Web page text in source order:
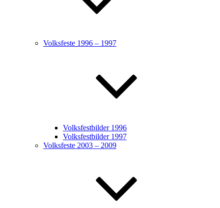
Volksfeste 1996 – 1997
Volksfestbilder 1996
Volksfestbilder 1997
Volksfeste 2003 – 2009